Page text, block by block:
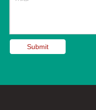
Submit